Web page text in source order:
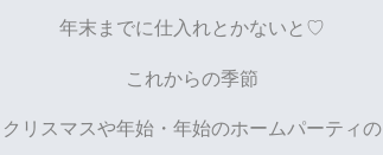
年末までに仕入れとかないと♡
これからの季節
クリスマスや年始・年始のホームパーティの